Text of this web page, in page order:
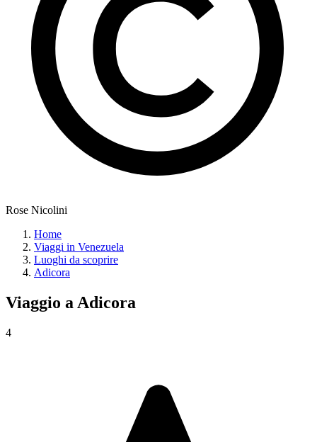
Rose Nicolini
Home
Viaggi in Venezuela
Luoghi da scoprire
Adicora
Viaggio aAdicora
4